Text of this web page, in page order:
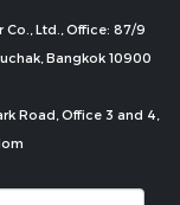
Ltd., Office: 87/9
Bangkok 10900
Road, Office 3 and 4,